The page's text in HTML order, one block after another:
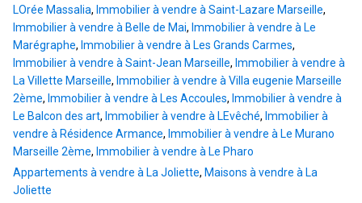
LOrée Massalia, Immobilier à vendre à Saint-Lazare Marseille,
Immobilier à vendre à Belle de Mai, Immobilier à vendre à Le
Marégraphe, Immobilier à vendre à Les Grands Carmes,
Immobilier à vendre à Saint-Jean Marseille, Immobilier à vendre à
La Villette Marseille, Immobilier à vendre à Villa eugenie Marseille
2ème, Immobilier à vendre à Les Accoules, Immobilier à vendre à
Le Balcon des art, Immobilier à vendre à LEvêché, Immobilier à
vendre à Résidence Armance, Immobilier à vendre à Le Murano
Marseille 2ème, Immobilier à vendre à Le Pharo
Appartements à vendre à La Joliette, Maisons à vendre à La
Joliette